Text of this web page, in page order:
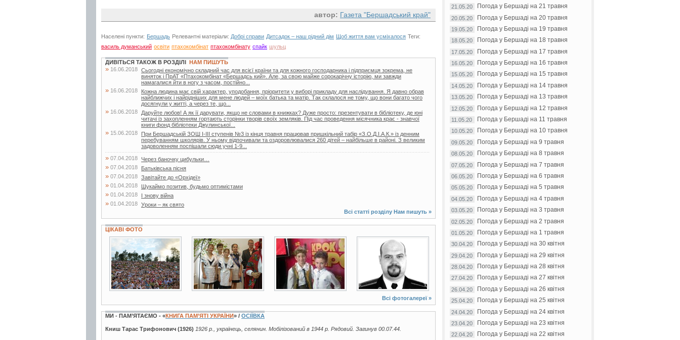
автор: Газета "Бершадський край"
Населені пункти: Бершадь Релевантні матеріали: Добрі справи Дитсадок – наш рідний дім Щоб життя вам усміхалося Теги:
василь думанський освіти птахокомбінат птахокомбінату спайк шульц
ДИВІТЬСЯ ТАКОЖ В РОЗДІЛІ НАМ ПИШУТЬ
» 16.06.2018 Сьогодні економічно складний час для всієї країни та для кожного господарника і підприємця зокрема, не
виняток і ПрАТ «Птахокомбінат «Бершадсь кий». Але, за свою майже сорокарічну історію, ми завжди
намагалися йти в ногу з часом, постійно...
» 16.06.2018
Кожна людина має свій характер, уподобання, пріоритети у виборі прикладу для наслідування. Я давно обрав
найближчих і найрідніших для мене людей – моїх батька та матір. Так склалося не тому, що вони багато чого
досягнули у житті, а через те, що...
» 16.06.2018
Даруйте любов! А як її дарувати, якщо не словами в книжках? Дуже просто: презентувати в бібліотеку, де юні
читачі із захопленням гортають сторінки творів своїх земляків. Під час проведення місячника крає - знавчої
книги фонд бібліотеки Джулинської...
» 15.06.2018
При Бершадській ЗОШ І-ІІІ ступенів №3 із кінця травня працював пришкільний табір «З.О.Д.І.А.К.» із денним
перебуванням школярів. У ньому відпочивали та оздоровлювалися 260 дітей – найбільше в районі. З великим
задоволенням поспішали сюди учні 1-9...
» 07.04.2018 Через баночку цибульки…
» 07.04.2018 Батьківська пісня
» 07.04.2018 Завітайте до «Орхідеї»
» 01.04.2018 Шукаймо позитив, будьмо оптимістами
» 01.04.2018 І знову війна
» 01.04.2018 Уроки – як свято
Всі статті розділу Нам пишуть »
ЦІКАВІ ФОТО
28 фото 7 фото 10 фото 2 фото
Всі фотогалереї »
МИ - ПАМ’ЯТАЄМО - «КНИГА ПАМ’ЯТІ УКРАЇНИ» / ОСІЇВКА
Книш Тарас Трифонович (1926) 1926 р., українець, селянин. Мобілізований в 1944 р. Рядовий. Загинув 00.07.44.
21.05.20 Погода у Бершаді на 21 травня
20.05.20 Погода у Бершаді на 20 травня
19.05.20 Погода у Бершаді на 19 травня
18.05.20 Погода у Бершаді на 18 травня
17.05.20 Погода у Бершаді на 17 травня
16.05.20 Погода у Бершаді на 16 травня
15.05.20 Погода у Бершаді на 15 травня
14.05.20 Погода у Бершаді на 14 травня
13.05.20 Погода у Бершаді на 13 травня
12.05.20 Погода у Бершаді на 12 травня
11.05.20 Погода у Бершаді на 11 травня
10.05.20 Погода у Бершаді на 10 травня
09.05.20 Погода у Бершаді на 9 травня
08.05.20 Погода у Бершаді на 8 травня
07.05.20 Погода у Бершаді на 7 травня
06.05.20 Погода у Бершаді на 6 травня
05.05.20 Погода у Бершаді на 5 травня
04.05.20 Погода у Бершаді на 4 травня
03.05.20 Погода у Бершаді на 3 травня
02.05.20 Погода у Бершаді на 2 травня
01.05.20 Погода у Бершаді на 1 травня
30.04.20 Погода у Бершаді на 30 квітня
29.04.20 Погода у Бершаді на 29 квітня
28.04.20 Погода у Бершаді на 28 квітня
27.04.20 Погода у Бершаді на 27 квітня
26.04.20 Погода у Бершаді на 26 квітня
25.04.20 Погода у Бершаді на 25 квітня
24.04.20 Погода у Бершаді на 24 квітня
23.04.20 Погода у Бершаді на 23 квітня
22.04.20 Погода у Бершаді на 22 квітня